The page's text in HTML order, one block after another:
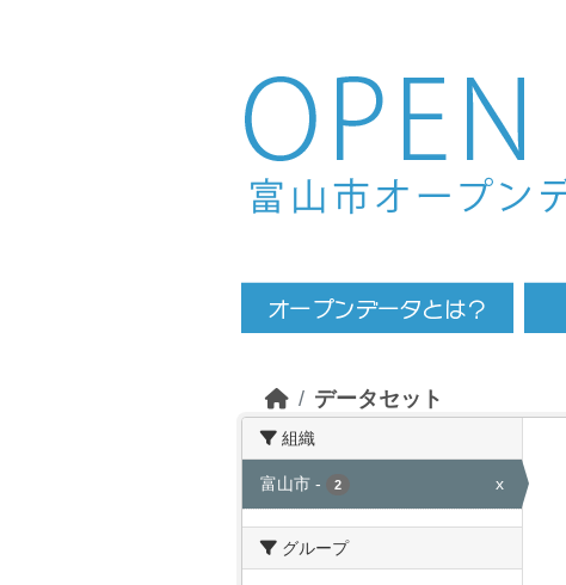
Skip to main content
データセット
組織
富山市 - 2 x
グループ